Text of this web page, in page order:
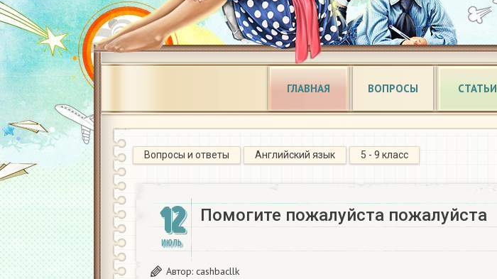
ГЛАВНАЯ ВОПРОСЫ СТАТЬИ
Вопросы и ответы Английский язык 5 - 9 класс
12
ИЮЛЬ
Помогите пожалуйста пожалуйста ​
Автор: cashbacllk